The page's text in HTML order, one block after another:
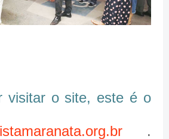
visitar o site, este é o
.